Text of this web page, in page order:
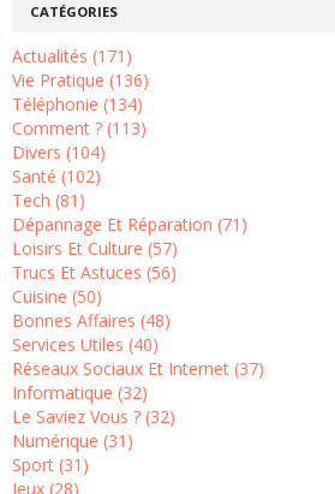
CATÉGORIES
Actualités (171)
Vie Pratique (136)
Téléphonie (134)
Comment ? (113)
Divers (104)
Santé (102)
Tech (81)
Dépannage Et Réparation (71)
Loisirs Et Culture (57)
Trucs Et Astuces (56)
Cuisine (50)
Bonnes Affaires (48)
Services Utiles (40)
Réseaux Sociaux Et Internet (37)
Informatique (32)
Le Saviez Vous ? (32)
Numérique (31)
Sport (31)
Jeux (28)